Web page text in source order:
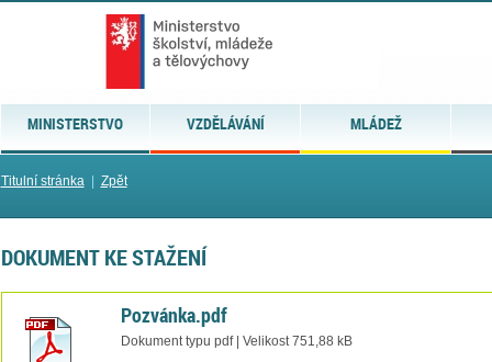
MINISTERSTVO VZDĚLÁVÁNÍ MLÁDEŽ
Titulní stránka| Zpět
DOKUMENT KE STAŽENÍ
Pozvánka.pdf
Dokument typu pdf | Velikost 751,88 kB